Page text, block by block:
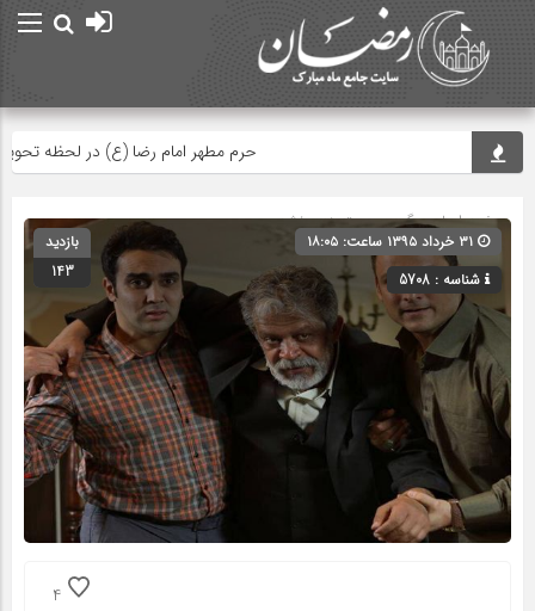
حرم مطهر امام رضا (ع) در لحظه تحویل
صفحه اصلی» گروه » دسته‌بندی نشده
شناسه : 5708
بازدید
143
4